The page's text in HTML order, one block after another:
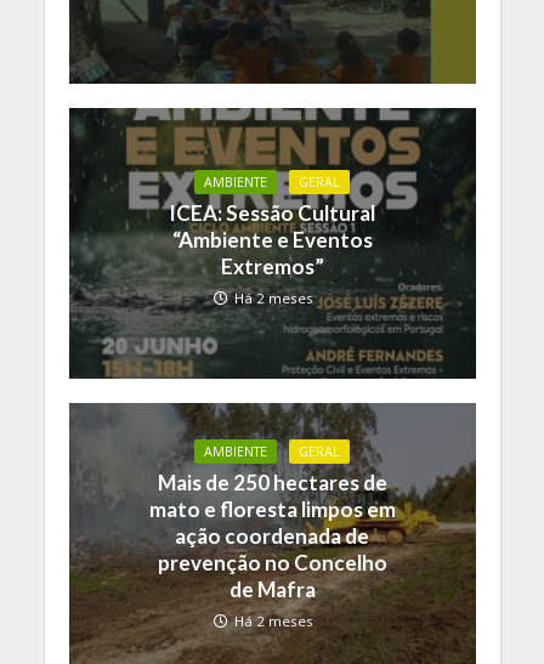
AMBIENTE GERAL
ICEA: Sessão Cultural
“Ambiente e Eventos
Extremos”
Há 2 meses
AMBIENTE GERAL
Mais de 250 hectares de
mato e floresta limpos em
ação coordenada de
prevenção no Concelho
de Mafra
Há 2 meses